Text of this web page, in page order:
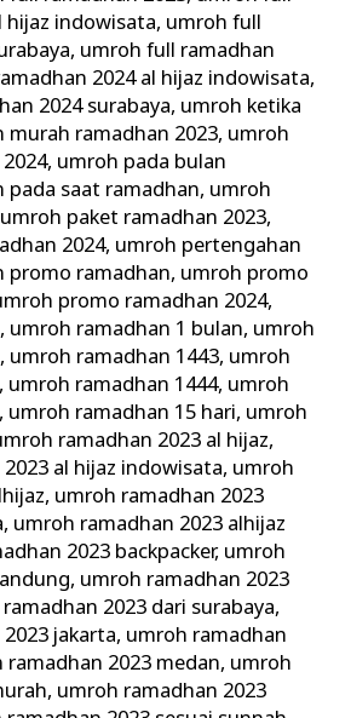
hijaz indowisata, umroh full
, umroh full ramadhan
2024 al hijaz indowisata,
2024 surabaya, umroh ketika
murah ramadhan 2023, umroh
, umroh pada bulan
pada saat ramadhan, umroh
umroh paket ramadhan 2023,
2024, umroh pertengahan
promo ramadhan, umroh promo
promo ramadhan 2024,
, umroh ramadhan 1 bulan, umroh
, umroh ramadhan 1443, umroh
, umroh ramadhan 1444, umroh
, umroh ramadhan 15 hari, umroh
ramadhan 2023 al hijaz,
al hijaz indowisata, umroh
, umroh ramadhan 2023
, umroh ramadhan 2023 alhijaz
2023 backpacker, umroh
, umroh ramadhan 2023
2023 dari surabaya,
jakarta, umroh ramadhan
ramadhan 2023 medan, umroh
, umroh ramadhan 2023